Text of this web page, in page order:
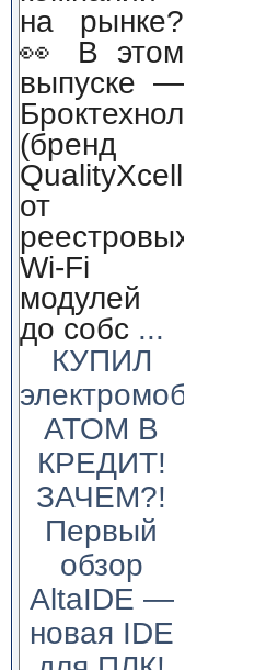
на рынке?
👀 В этом
выпуске —
Броктехнолоджи
(бренд
QualityXcellence):
от
реестровых
Wi-Fi
модулей
до собс ...
КУПИЛ
электромобиль
АТОМ В
КРЕДИТ!
ЗАЧЕМ?!
Первый
обзор
AltaIDE —
новая IDE